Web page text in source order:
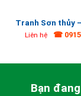
Tranh Sơn thủy
Liên hệ ☎
Bạn